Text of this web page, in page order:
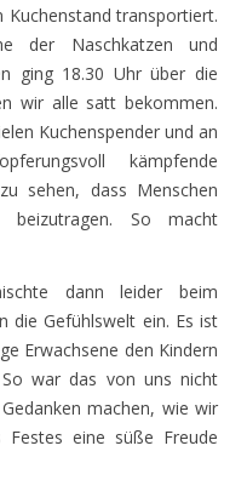
Kuchenstand transportiert.
der Naschkatzen und
ging 18.30 Uhr über die
wir alle satt bekommen.
Kuchenspender und an
kämpfende
sehen, dass Menschen
beizutragen. So macht
dann leider beim
die Gefühlswelt ein. Es ist
Erwachsene den Kindern
war das von uns nicht
machen, wie wir
Festes eine süße Freude